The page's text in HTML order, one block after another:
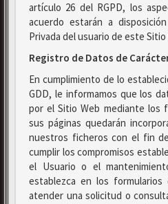
artículo 26 del RGPD, los
acuerdo estarán a
Privada del usuario de este Sitio
Registro de Datos de
En cumplimiento de lo
GDD, le informamos que los
por el Sitio Web mediante los
sus páginas quedarán
nuestros ficheros con el fin
cumplir los compromisos
el Usuario o el
establezca en los
atender una solicitud o